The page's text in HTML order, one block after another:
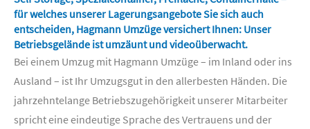
für welches unserer Lagerungsangebote Sie sich auch
entscheiden, Hagmann Umzüge versichert Ihnen: Unser
Betriebsgelände ist umzäunt und videoüberwacht.
Bei einem Umzug mit Hagmann Umzüge – im Inland oder ins
Ausland – ist Ihr Umzugsgut in den allerbesten Händen. Die
jahrzehntelange Betriebszugehörigkeit unserer Mitarbeiter
spricht eine eindeutige Sprache des Vertrauens und der